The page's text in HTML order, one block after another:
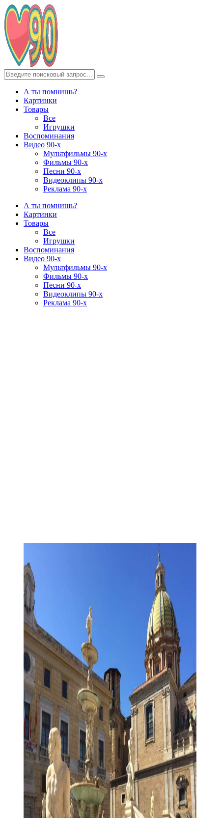
А ты помнишь?
Картинки
Товары
Все
Игрушки
Воспоминания
Видео 90-х
Мультфильмы 90-х
Фильмы 90-х
Песни 90-х
Видеоклипы 90-х
Реклама 90-х
А ты помнишь?
Картинки
Товары
Все
Игрушки
Воспоминания
Видео 90-х
Мультфильмы 90-х
Фильмы 90-х
Песни 90-х
Видеоклипы 90-х
Реклама 90-х